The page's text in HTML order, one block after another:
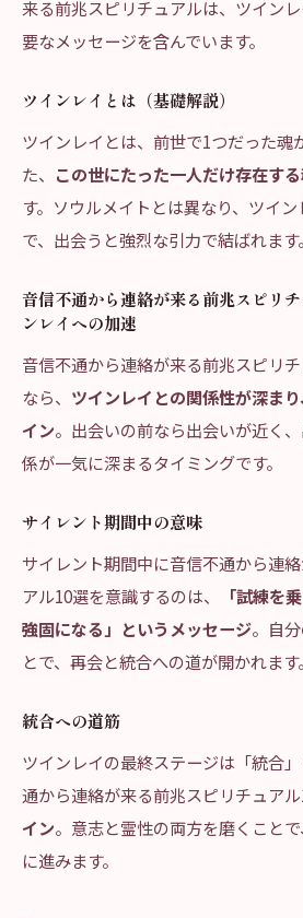
来る前兆スピリチュアルは、ツイン
要なメッセージを含んでいます。
ツインレイとは（基礎解説）
ツインレイとは、前世で1つだった魂
た、 この世にたった一人だけ存在す
す。ソウルメイトとは異なり、ツイ
で、出会うと強烈な引力で結ばれます。
音信不通から連絡が来る前兆スピリ
ンレイへの加速
音信不通から連絡が来る前兆スピリ
なら、 ツインレイとの関係性が深ま
イン。出会いの前なら出会いが近く
係が一気に深まるタイミングです。
サイレント期間中の意味
サイレント期間中に音信不通から連
アル10選を意識するのは、
「試練を
強固になる」というメッセージ。自
とで、再会と統合への道が開かれます。
統合への道筋
ツインレイの最終ステージは「統合
通から連絡が来る前兆スピリチュア
イン。意志と霊性の両方を磨くこと
に進みます。